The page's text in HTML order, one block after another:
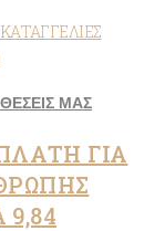
ΜΑΣ
ΓΙΑ